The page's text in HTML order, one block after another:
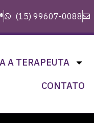
(15) 99607-0088
A TERAPEUTA
CONTATO